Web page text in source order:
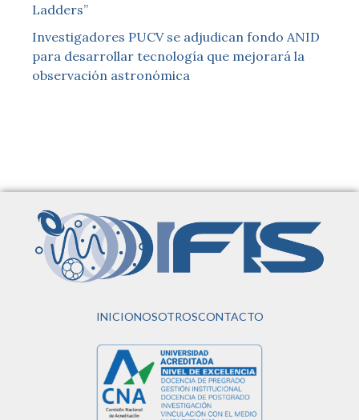
Ladders”
Investigadores PUCV se adjudican fondo ANID
para desarrollar tecnología que mejorará la
observación astronómica
INICIONOSOTROSCONTACTO